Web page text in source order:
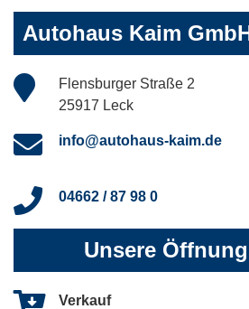
Autohaus Kaim
Flensburger Straße 2
25917 Leck
info@autohaus-kaim.de
04662 / 87 98 0
Unsere
Verkauf